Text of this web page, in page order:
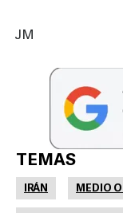
JM
TEMAS
IRÁN MEDIO